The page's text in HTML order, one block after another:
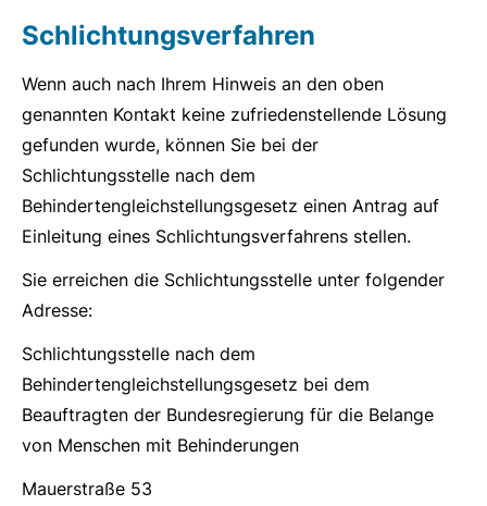
Schlichtungsverfahren
Wenn auch nach Ihrem Hinweis an den oben
genannten Kontakt keine zufriedenstellende Lösung
gefunden wurde, können Sie bei der
Schlichtungsstelle nach dem
Behindertengleichstellungsgesetz einen Antrag auf
Einleitung eines Schlichtungsverfahrens stellen.
Sie erreichen die Schlichtungsstelle unter folgender
Adresse:
Schlichtungsstelle nach dem
Behindertengleichstellungsgesetz bei dem
Beauftragten der Bundesregierung für die Belange
von Menschen mit Behinderungen
Mauerstraße 53